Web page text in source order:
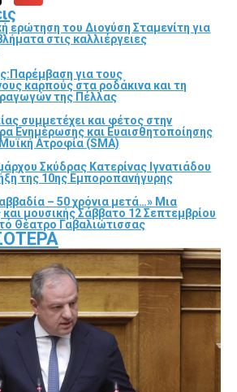
ερώτηση του Διονύση Σταμενίτη για
στις καλλιέργειες
για τους
καρπούς στα ροδάκινα και τη
της Πέλλας
συμμετέχει και φέτος στην
Ενημέρωσης και Ευαισθητοποίησης
Ατροφία (SMA)
Σκύδρας Κατερίνας Ιγνατιάδου
της 10ης Εμποροπανήγυρης
– 50 χρόνια μετά…» Μια
μουσικής Σάββατο 12 Σεπτεμβρίου
Θέατρο Γαβαλιώτισσας